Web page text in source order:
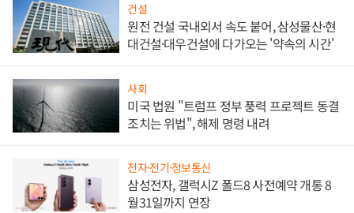
건설
원전 건설 국내외서 속도 붙어, 삼성물산·현
대건설·대우건설에 다가오는 '약속의 시간'
사회
미국 법원 "트럼프 정부 풍력 프로젝트 동결
조치는 위법", 해제 명령 내려
전자·전기·정보통신
삼성전자, 갤럭시Z 폴드8 사전예약 개통 8
월31일까지 연장